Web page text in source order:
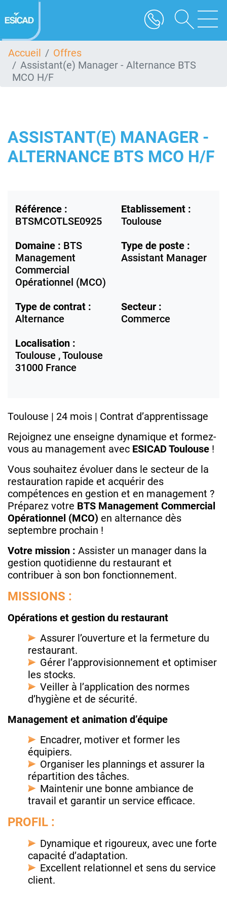
au
contenu
Accueil
Offres
Assistant(e) Manager - Alternance BTS
MCO H/F
ASSISTANT(E) MANAGER -
ALTERNANCE BTS MCO H/F
Référence :
BTSMCOTLSE0925
Etablissement :
Toulouse
Domaine : BTS
Management
Commercial
Opérationnel (MCO)
Type de poste :
Assistant Manager
Type de contrat :
Alternance
Secteur :
Commerce
Localisation :
Toulouse ,Toulouse
31000 France
Toulouse | 24 mois | Contrat d’apprentissage
Rejoignez une enseigne dynamique et formez-
vous au management avec ESICAD Toulouse !
Vous souhaitez évoluer dans le secteur de la
restauration rapide et acquérir des
compétences en gestion et en management ?
Préparez votre BTS Management Commercial
Opérationnel (MCO) en alternance dès
septembre prochain !
Votre mission : Assister un manager dans la
gestion quotidienne du restaurant et
contribuer à son bon fonctionnement.
MISSIONS :
Opérations et gestion du restaurant
Assurer l’ouverture et la fermeture du
restaurant.
Gérer l’approvisionnement et optimiser
les stocks.
Veiller à l’application des normes
d’hygiène et de sécurité.
Management et animation d’équipe
Encadrer, motiver et former les
équipiers.
Organiser les plannings et assurer la
répartition des tâches.
Maintenir une bonne ambiance de
travail et garantir un service efficace.
PROFIL :
Dynamique et rigoureux, avec une forte
capacité d’adaptation.
Excellent relationnel et sens du service
client.